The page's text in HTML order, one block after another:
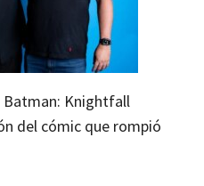
Batman: Knightfall
del cómic que rompió